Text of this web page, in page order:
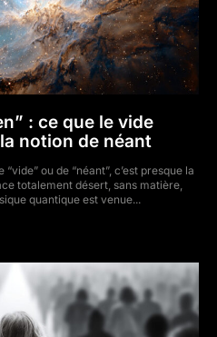
: ce que le vide
notion de néant
ou de “néant”, c’est presque la
totalement désert, sans matière,
quantique est venue...